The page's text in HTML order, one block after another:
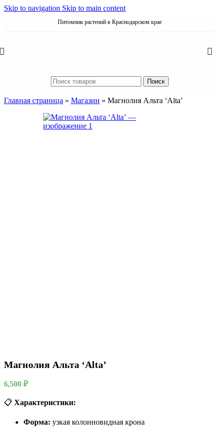
Skip to navigation Skip to main content
Питомник растений в Краснодарском крае
Поиск
Главная страница » Магазин » Магнолия Альта ‘Alta’
Магнолия Альта ‘Alta’
6,500 ₽
📋 Характеристики:
Форма: узкая колонновидная крона